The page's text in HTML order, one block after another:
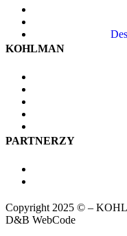
KOHLMAN
PARTNERZY
Copyright 2025 © –
D&B WebCode